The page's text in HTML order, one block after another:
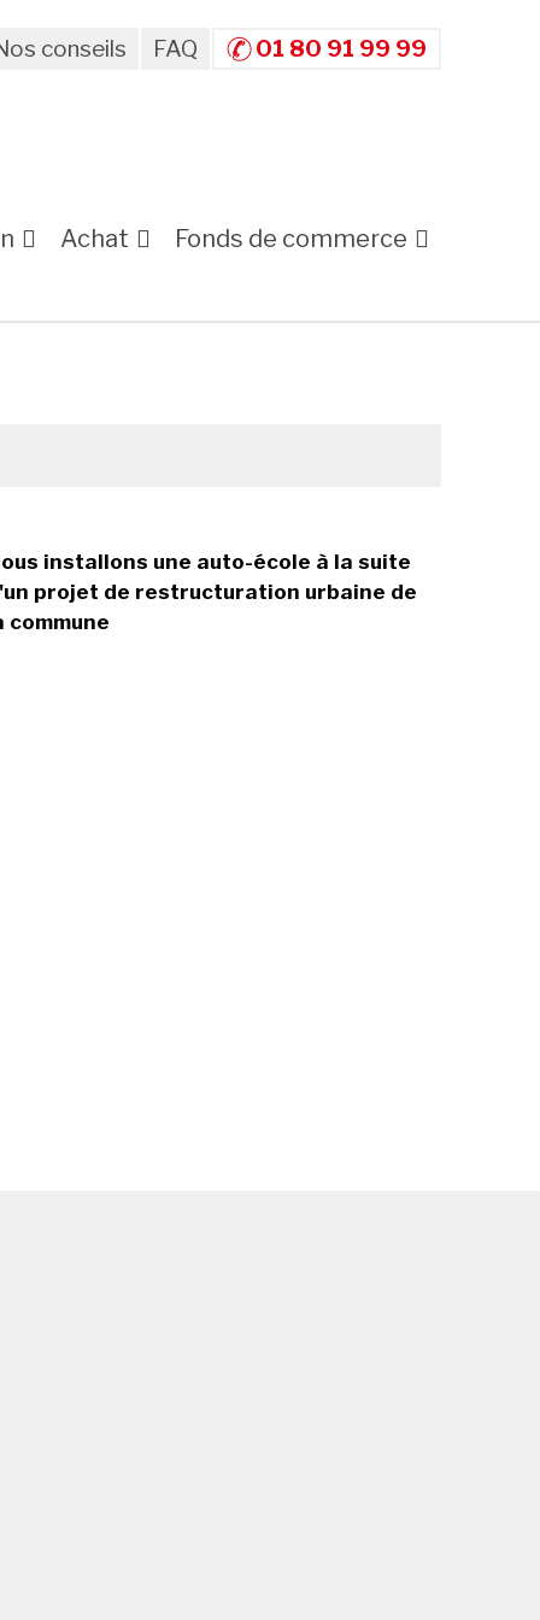
conseils FAQ 01 80 91 99 99
Achat Fonds de commerce
installons une auto-école à la suite
projet de restructuration urbaine de
commune